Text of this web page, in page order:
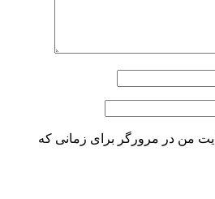
من در مرورگر برای زمانی که